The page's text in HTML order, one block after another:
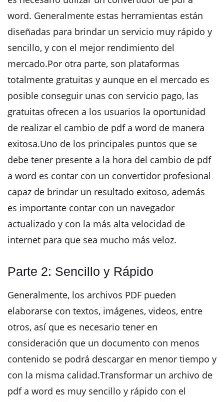
word. Generalmente estas herramientas están
diseñadas para brindar un servicio muy rápido y
sencillo, y con el mejor rendimiento del
mercado.Por otra parte, son plataformas
totalmente gratuitas y aunque en el mercado es
posible conseguir unas con servicio pago, las
gratuitas ofrecen a los usuarios la oportunidad
de realizar el cambio de pdf a word de manera
exitosa.Uno de los principales puntos que se
debe tener presente a la hora del cambio de pdf
a word es contar con un convertidor profesional
capaz de brindar un resultado exitoso, además
es importante contar con un navegador
actualizado y con la más alta velocidad de
internet para que sea mucho más veloz.
Parte 2: Sencillo y Rápido
Generalmente, los archivos PDF pueden
elaborarse con textos, imágenes, videos, entre
otros, así que es necesario tener en
consideración que un documento con menos
contenido se podrá descargar en menor tiempo y
con la misma calidad.Transformar un archivo de
pdf a word es muy sencillo y rápido con el